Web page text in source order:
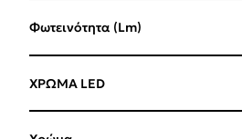
Φωτεινότητα (Lm)
ΧΡΩΜΑ LED